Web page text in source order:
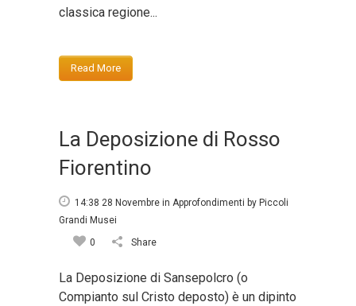
classica regione...
Read More
La Deposizione di Rosso
Fiorentino
14:38 28 Novembre in Approfondimenti by Piccoli
Grandi Musei
0
Share
La Deposizione di Sansepolcro (o
Compianto sul Cristo deposto) è un dipinto